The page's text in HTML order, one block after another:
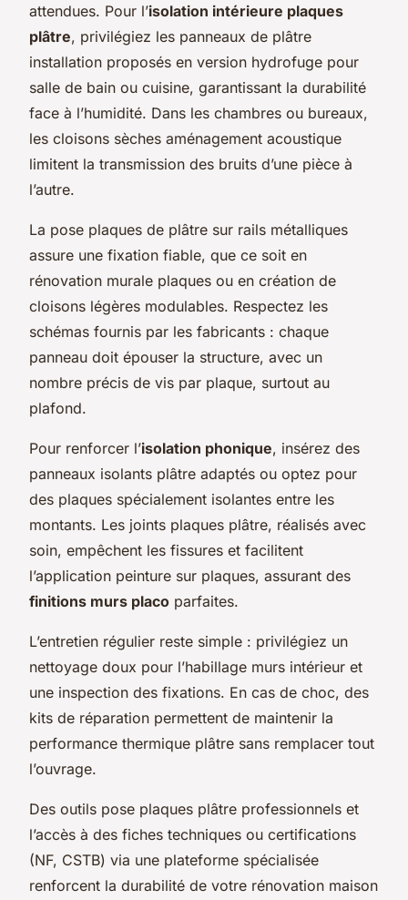
attendues. Pour l’isolation intérieure plaques
plâtre, privilégiez les panneaux de plâtre
installation proposés en version hydrofuge pour
salle de bain ou cuisine, garantissant la durabilité
face à l’humidité. Dans les chambres ou bureaux,
les cloisons sèches aménagement acoustique
limitent la transmission des bruits d’une pièce à
l’autre.
La pose plaques de plâtre sur rails métalliques
assure une fixation fiable, que ce soit en
rénovation murale plaques ou en création de
cloisons légères modulables. Respectez les
schémas fournis par les fabricants : chaque
panneau doit épouser la structure, avec un
nombre précis de vis par plaque, surtout au
plafond.
Pour renforcer l’isolation phonique, insérez des
panneaux isolants plâtre adaptés ou optez pour
des plaques spécialement isolantes entre les
montants. Les joints plaques plâtre, réalisés avec
soin, empêchent les fissures et facilitent
l’application peinture sur plaques, assurant des
finitions murs placo parfaites.
L’entretien régulier reste simple : privilégiez un
nettoyage doux pour l’habillage murs intérieur et
une inspection des fixations. En cas de choc, des
kits de réparation permettent de maintenir la
performance thermique plâtre sans remplacer tout
l’ouvrage.
Des outils pose plaques plâtre professionnels et
l’accès à des fiches techniques ou certifications
(NF, CSTB) via une plateforme spécialisée
renforcent la durabilité de votre rénovation maison